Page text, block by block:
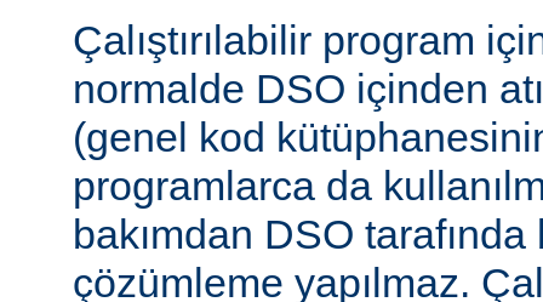
Çalıştırılabilir program
normalde DSO içinden
(genel kod
programlarca da
bakımdan DSO
çözümleme yapılmaz.